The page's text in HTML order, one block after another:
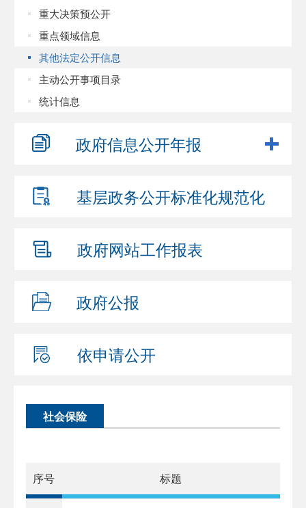
重大决策预公开
重点领域信息
其他法定公开信息
主动公开事项目录
统计信息
政府信息公开年报
基层政务公开标准化规范化
政府网站工作报表
政府公报
依申请公开
社会保险
序号 标题